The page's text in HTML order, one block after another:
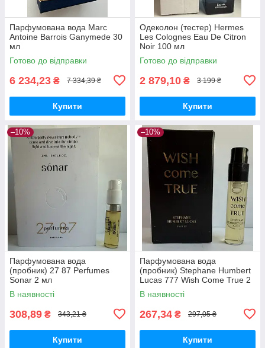
Парфумована вода Marc
Antoine Barrois Ganymede 30
мл
Готово до відправки
6 234,23 ₴ 7 334,39 ₴
Купити
Одеколон (тестер) Hermes
Les Colognes Eau De Citron
Noir 100 мл
Готово до відправки
2 879,10 ₴ 3 199 ₴
Купити
–10%
Парфумована вода
(пробник) 27 87 Perfumes
Sonar 2 мл
В наявності
308,89 ₴ 343,21 ₴
Купити
–10%
Парфумована вода
(пробник) Stephane Humbert
Lucas 777 Wish Come True 2
мл
В наявності
267,34 ₴ 297,05 ₴
Купити